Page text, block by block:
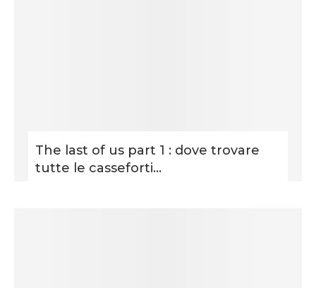
The last of us part 1 : dove trovare
tutte le casseforti...